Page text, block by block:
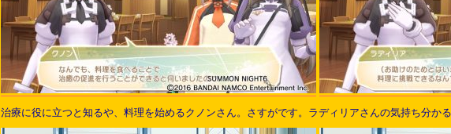
治療に役に立つと知るや、料理を始めるクノンさん。さすがです。ラディリアさんの気持ち分か